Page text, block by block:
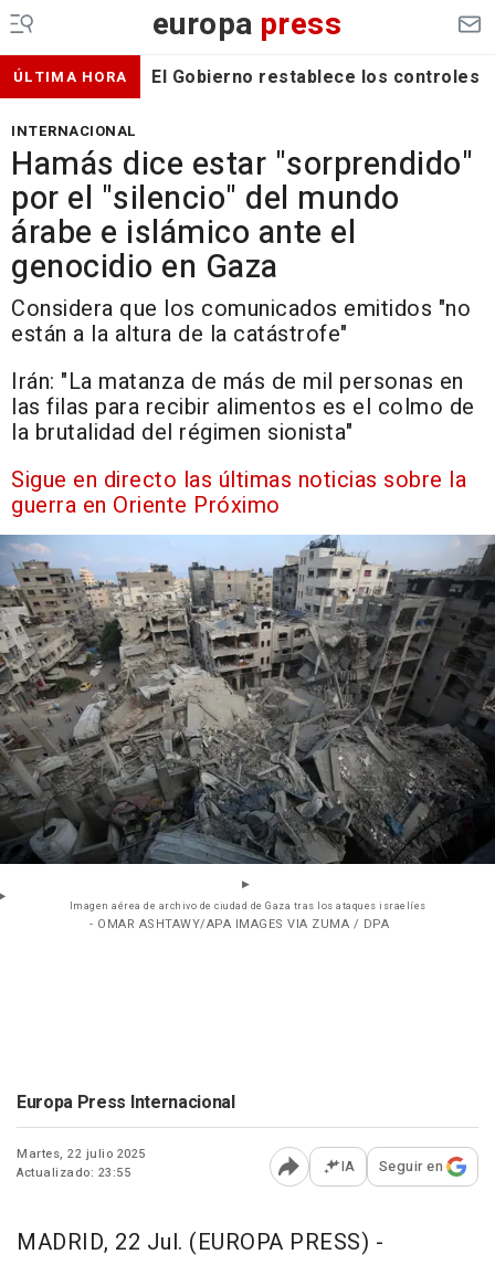
europa press
ÚLTIMA HORA El Gobierno restablece los
INTERNACIONAL
Hamás dice estar "sorprendido"
por el "silencio" del mundo
árabe e islámico ante el
genocidio en Gaza
Considera que los comunicados emitidos "no
están a la altura de la catástrofe"
Irán: "La matanza de más de mil personas en
las filas para recibir alimentos es el colmo de
la brutalidad del régimen sionista"
Sigue en directo las últimas noticias sobre la
guerra en Oriente Próximo
Imagen aérea de archivo de ciudad de Gaza tras los ataques israelíes
- OMAR ASHTAWY/APA IMAGES VIA ZUMA / DPA
Europa Press Internacional
Martes, 22 julio 2025
Actualizado: 23:55
Abrir opciones para
IA Seguir en
MADRID, 22 Jul. (EUROPA PRESS) -